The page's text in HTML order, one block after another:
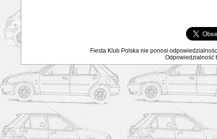
Fiesta Klub Polska nie ponosi
Odpowiedzialność